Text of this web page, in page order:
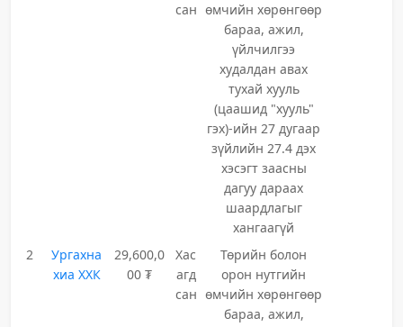
сан өмчийн хөрөнгөөр
бараа, ажил,
үйлчилгээ
худалдан авах
тухай хууль
(цаашид "хууль"
гэх)-ийн 27 дугаар
зүйлийн 27.4 дэх
хэсэгт заасны
дагуу дараах
шаардлагыг
хангаагүй
2
Ургахна
хиа ХХК
29,600,0
00 ₮
Хас
агд
сан
Төрийн болон
орон нутгийн
өмчийн хөрөнгөөр
бараа, ажил,